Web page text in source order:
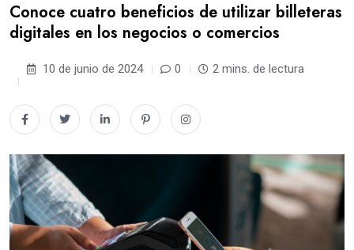
Conoce cuatro beneficios de utilizar billeteras
digitales en los negocios o comercios
10 de junio de 2024 0 2 mins. de lectura